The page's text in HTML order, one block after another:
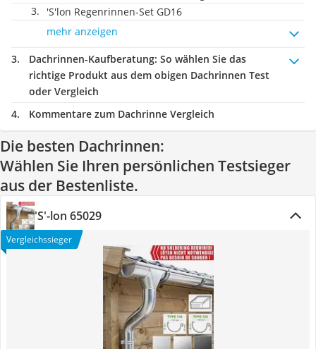
'S'lon Regenrinnen-Set GD16
mehr anzeigen
Dachrinnen-Kaufberatung: So wählen Sie das
richtige Produkt aus dem obigen Dachrinnen Test
oder Vergleich
Kommentare zum Dachrinne Vergleich
Die besten Dachrinnen:
Wählen Sie Ihren persönlichen Testsieger
aus der Bestenliste.
'S'-lon ‎65029
Vergleichssieger